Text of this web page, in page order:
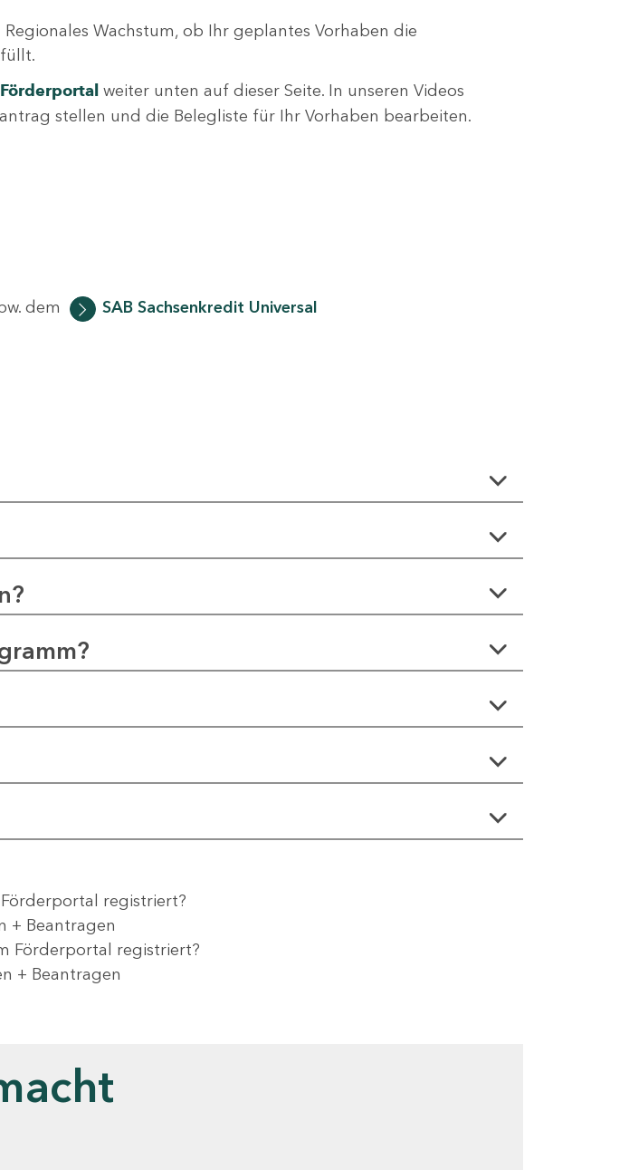
Wachstum, ob Ihr geplantes Vorhaben die
weiter unten auf dieser Seite. In unseren Videos
stellen und die Belegliste für Ihr Vorhaben bearbeiten.
dem SAB Sachsenkredit Universal
registriert?
+ Beantragen
Förderportal registriert?
+ Beantragen